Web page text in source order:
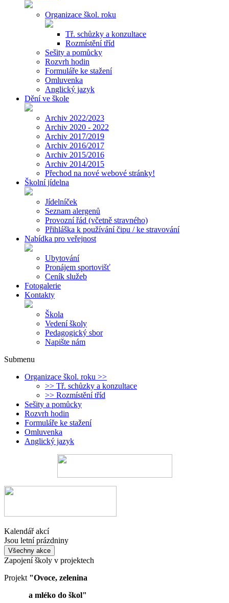
Organizace škol. roku
Tř. schůzky a konzultace
Rozmístění tříd
Sešity a pomůcky
Rozvrh hodin
Formuláře ke stažení
Omluvenka
Anglický jazyk
Dění ve škole
Archiv 2022/2023
Archiv 2020 - 2022
Archiv 2017/2019
Archiv 2016/2017
Archiv 2015/2016
Archiv 2014/2015
Přechod na nové webové stránky!
Školní jídelna
Jídelníček
Seznam alergenů
Provozní řád (včetně stravného)
Přihláška k používání čipu / ke stravování
Nabídka pro veřejnost
Ubytování
Pronájem sportovišť
Ceník služeb
Fotogalerie
Kontakty
Škola
Vedení školy
Pedagogický sbor
Napište nám
Submenu
Organizace škol. roku >>
>> Tř. schůzky a konzultace
>> Rozmístění tříd
Sešity a pomůcky
Rozvrh hodin
Formuláře ke stažení
Omluvenka
Anglický jazyk
Kalendář akcí
Jsou letní prázdniny
Všechny akce
Zapojení školy v projektech
Projekt "Ovoce, zelenina
a mléko do škol"